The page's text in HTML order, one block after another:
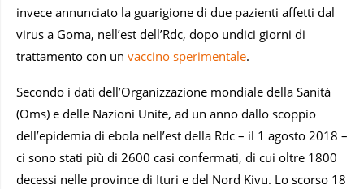
invece annunciato la guarigione di due pazienti affetti dal
virus a Goma, nell’est dell’Rdc, dopo undici giorni di
trattamento con un vaccino sperimentale.
Secondo i dati dell’Organizzazione mondiale della Sanità
(Oms) e delle Nazioni Unite, ad un anno dallo scoppio
dell’epidemia di ebola nell’est della Rdc – il 1 agosto 2018 –
ci sono stati più di 2600 casi confermati, di cui oltre 1800
decessi nelle province di Ituri e del Nord Kivu. Lo scorso 18